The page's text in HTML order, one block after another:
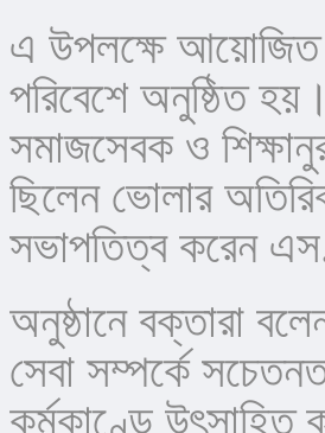
এ উপলক্ষে আয়োজিত
পরিবেশে অনুষ্ঠিত
সমাজসেবক ও
ছিলেন ভোলার
সভাপতিত্ব করেন
অনুষ্ঠানে বক্তারা
সেবা সম্পর্কে
কর্মকাণ্ডে উৎসাহিত